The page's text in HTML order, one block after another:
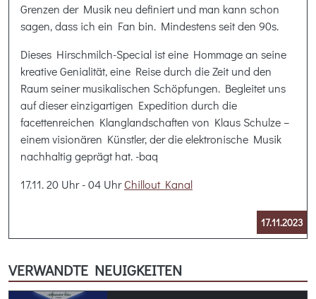
Grenzen der Musik neu definiert und man kann schon
sagen, dass ich ein Fan bin. Mindestens seit den 90s.
Dieses Hirschmilch-Special ist eine Hommage an seine
kreative Genialität, eine Reise durch die Zeit und den
Raum seiner musikalischen Schöpfungen. Begleitet uns
auf dieser einzigartigen Expedition durch die
facettenreichen Klanglandschaften von Klaus Schulze –
einem visionären Künstler, der die elektronische Musik
nachhaltig geprägt hat. -baq
17.11. 20 Uhr - 04 UhrChillout Kanal
17.11.2023
VERWANDTE NEUIGKEITEN